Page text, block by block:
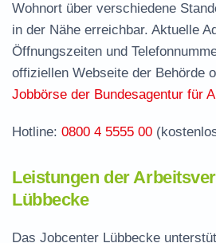
Jobcenter Minden-
Stelle
Stellenangebote und
Häufige Fragen rund ums
Wohnort über verschiedene
in der Nähe erreichbar. Aktuelle
Öffnungszeiten und
offiziellen Webseite der Behörde
Jobbörse der Bundesagentur für
Hotline: 0800 4 5555 00
Leistungen der
Lübbecke
Das Jobcenter Lübbecke